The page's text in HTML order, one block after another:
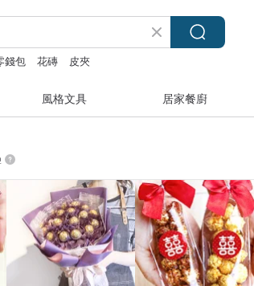
錢包 花磚 皮夾
風格文具 居家餐廚